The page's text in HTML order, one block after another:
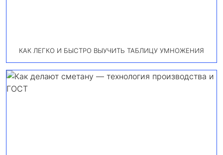
КАК ЛЕГКО И БЫСТРО ВЫУЧИТЬ ТАБЛИЦУ УМНОЖЕНИЯ